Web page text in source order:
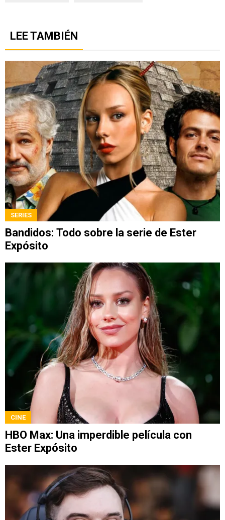
LEE TAMBIÉN
SERIES
Bandidos: Todo sobre la serie de Ester
Expósito
CINE
HBO Max: Una imperdible película con
Ester Expósito